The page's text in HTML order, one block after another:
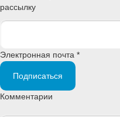
рассылку
Электронная почта *
Подписаться
Комментарии